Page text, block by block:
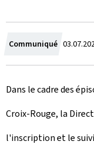
Communiqué C
r
é
e
l
Dans le cadre des
Croix-Rouge, la
l'inscription et le suivi